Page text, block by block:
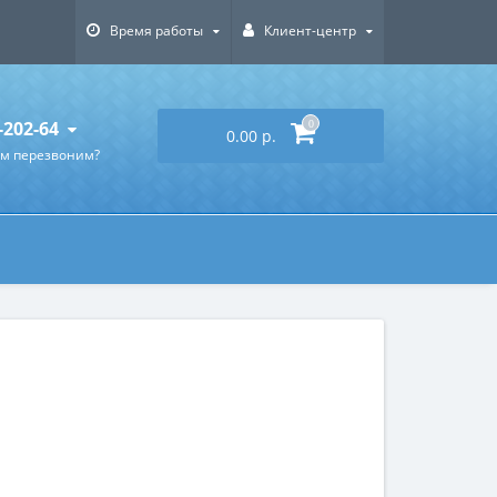
Время работы Клиент-центр
64
перезвоним?
0.00 р.
0